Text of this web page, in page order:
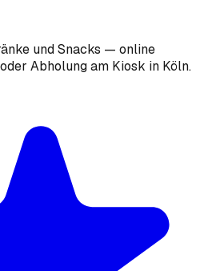
und Snacks — online
Abholung am Kiosk in Köln.